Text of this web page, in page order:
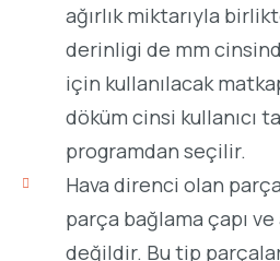
ağırlık miktarıyla
derinligi de mm
için kullanılacak
döküm cinsi kullanıcı
programdan seçilir.
Hava direnci olan
parça bağlama çapı ve
değildir. Bu tip